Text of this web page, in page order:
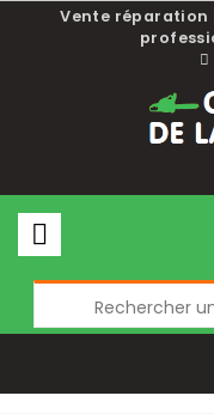
Vente
Choisissez une valeur...